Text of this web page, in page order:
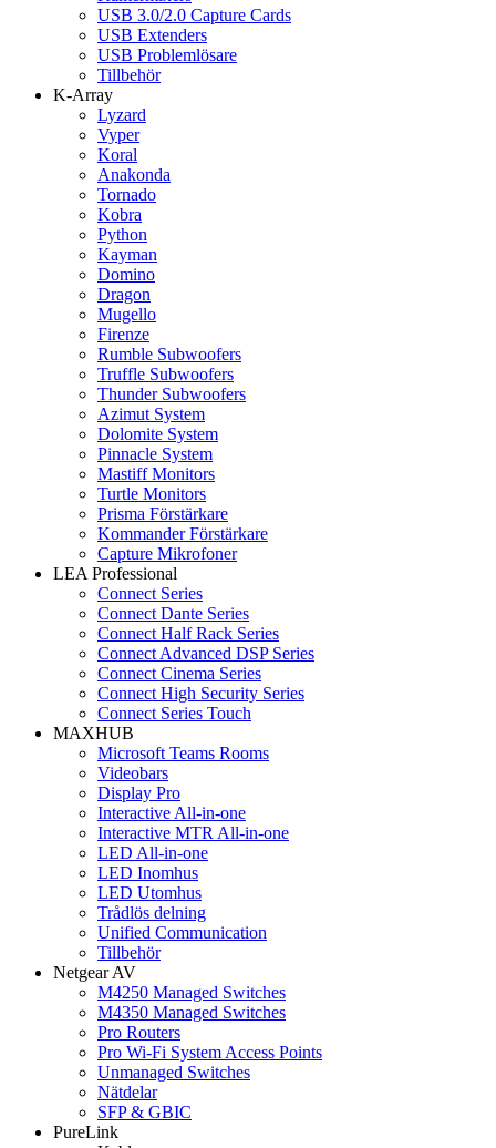
USB 3.0/2.0 Capture Cards
USB Extenders
USB Problemlösare
Tillbehör
K-Array
Lyzard
Vyper
Koral
Anakonda
Tornado
Kobra
Python
Kayman
Domino
Dragon
Mugello
Firenze
Rumble Subwoofers
Truffle Subwoofers
Thunder Subwoofers
Azimut System
Dolomite System
Pinnacle System
Mastiff Monitors
Turtle Monitors
Prisma Förstärkare
Kommander Förstärkare
Capture Mikrofoner
LEA Professional
Connect Series
Connect Dante Series
Connect Half Rack Series
Connect Advanced DSP Series
Connect Cinema Series
Connect High Security Series
Connect Series Touch
MAXHUB
Microsoft Teams Rooms
Videobars
Display Pro
Interactive All-in-one
Interactive MTR All-in-one
LED All-in-one
LED Inomhus
LED Utomhus
Trådlös delning
Unified Communication
Tillbehör
Netgear AV
M4250 Managed Switches
M4350 Managed Switches
Pro Routers
Pro Wi-Fi System Access Points
Unmanaged Switches
Nätdelar
SFP & GBIC
PureLink